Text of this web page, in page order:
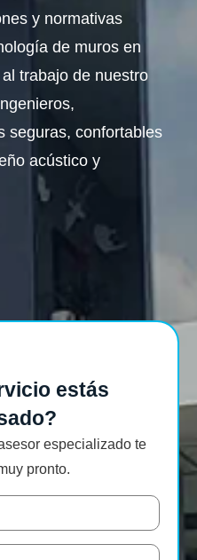
y normativas
de muros en
trabajo de nuestro
seguras, confortables
acústico y
estás
especializado te
pronto.